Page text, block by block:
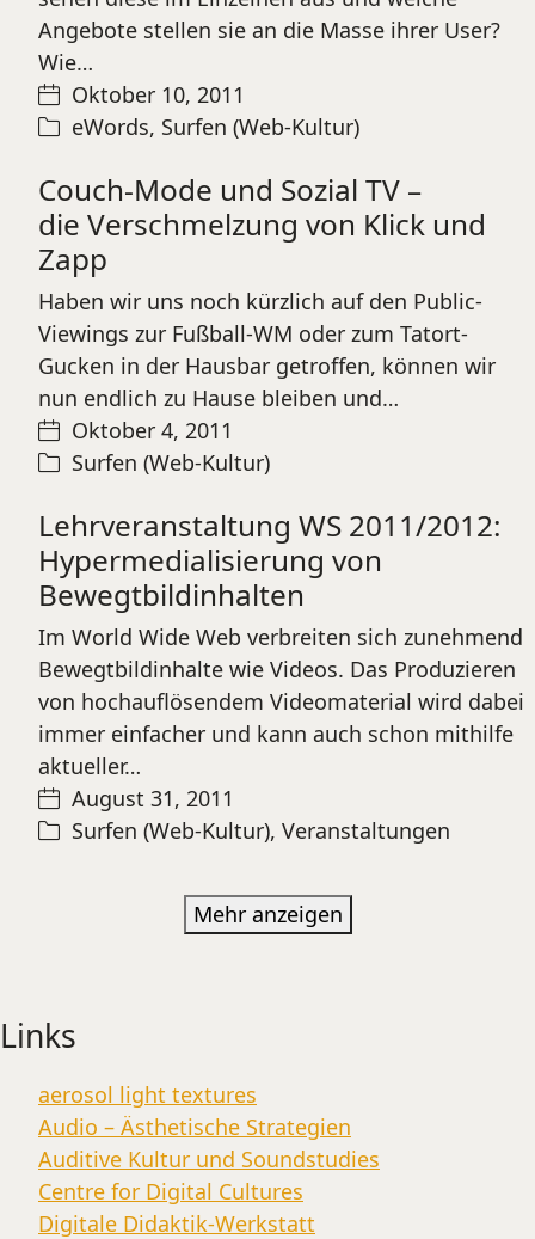
Angebote stellen sie an die Masse ihrer User?
Wie…
Oktober 10, 2011
eWords, Surfen (Web-Kultur)
Couch-Mode und Sozial TV –
die Verschmelzung von Klick und
Zapp
Haben wir uns noch kürzlich auf den Public-
Viewings zur Fußball-WM oder zum Tatort-
Gucken in der Hausbar getroffen, können wir
nun endlich zu Hause bleiben und…
Oktober 4, 2011
Surfen (Web-Kultur)
Lehrveranstaltung WS 2011/2012:
Hypermedialisierung von
Bewegtbildinhalten
Im World Wide Web verbreiten sich zunehmend
Bewegtbildinhalte wie Videos. Das Produzieren
von hochauflösendem Videomaterial wird dabei
immer einfacher und kann auch schon mithilfe
aktueller…
August 31, 2011
Surfen (Web-Kultur), Veranstaltungen
Mehr anzeigen
Links
aerosol light textures
Audio – Ästhetische Strategien
Auditive Kultur und Soundstudies
Centre for Digital Cultures
Digitale Didaktik-Werkstatt